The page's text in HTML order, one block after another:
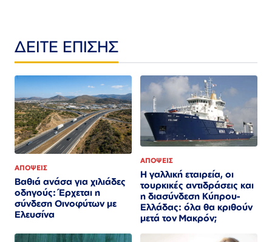
ΔΕΙΤΕ ΕΠΙΣΗΣ
ΑΠΟΨΕΙΣ
Βαθιά ανάσα για χιλιάδες
οδηγούς: Έρχεται η
σύνδεση Οινοφύτων με
Ελευσίνα
ΑΠΟΨΕΙΣ
Η γαλλική εταιρεία, οι
τουρκικές αντιδράσεις και
η διασύνδεση Κύπρου-
Ελλάδας: όλα θα κριθούν
μετά τον Μακρόν;